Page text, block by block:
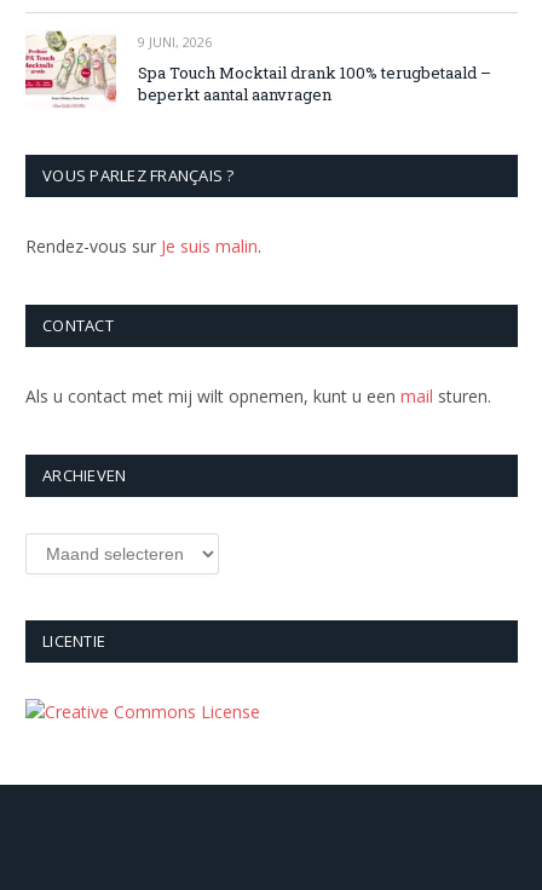
9 JUNI, 2026
Spa Touch Mocktail drank 100% terugbetaald –
beperkt aantal aanvragen
VOUS PARLEZ FRANÇAIS ?
Rendez-vous sur Je suis malin.
CONTACT
Als u contact met mij wilt opnemen, kunt u een mail sturen.
ARCHIEVEN
Archieven
LICENTIE